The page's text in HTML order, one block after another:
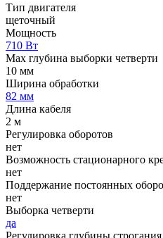
Тип двигателя
щеточный
Мощность
710 Вт
Мах глубина выборки четверти
10 мм
Ширина обработки
82 мм
Длина кабеля
2 м
Регулировка оборотов
нет
Возможность стационарного
нет
Поддержание постоянных
нет
Выборка четверти
да
Регулировка глубины строгания